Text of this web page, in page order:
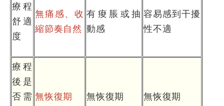
療程
舒適
度
無痛感、收
縮節奏自然
有痠脹或抽
動感
容易感到干擾
性不適
療程
後是
否需 無恢復期 無恢復期 無恢復期